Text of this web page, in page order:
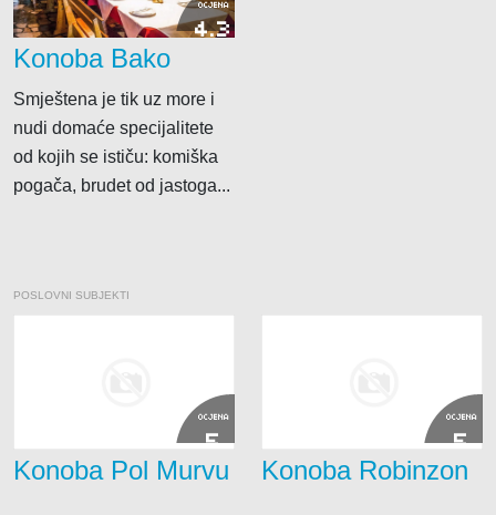
OCJENA
4.3
Konoba Bako
Smještena je tik uz more i
nudi domaće specijalitete
od kojih se ističu: komiška
pogača, brudet od jastoga...
POSLOVNI SUBJEKTI
OCJENA
5
Konoba Pol Murvu
OCJENA
5
Konoba Robinzon